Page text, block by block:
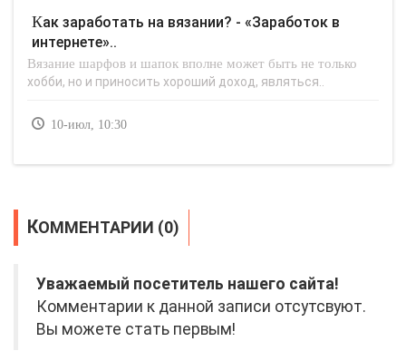
Как заработать на вязании? - «Заработок в
интернете»..
Вязание шарфов и шапок вполне может быть не только
хобби, но и приносить хороший доход, являться..
10-июл, 10:30
КОММЕНТАРИИ (0)
Уважаемый посетитель нашего сайта!
Комментарии к данной записи отсутсвуют.
Вы можете стать первым!